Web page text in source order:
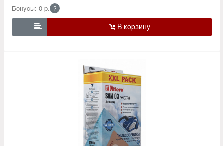
Бонусы: 0 р. ?
